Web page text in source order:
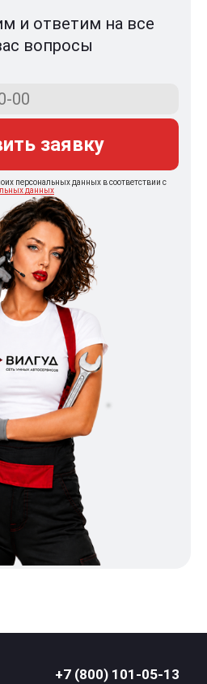
и ответим на все
вопросы
заявку
персональных данных в соответствии с
данных
+7 (800) 101-05-13